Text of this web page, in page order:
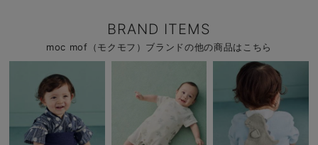
BRAND ITEMS
moc mof（モクモフ）ブランドの他の商品はこちら